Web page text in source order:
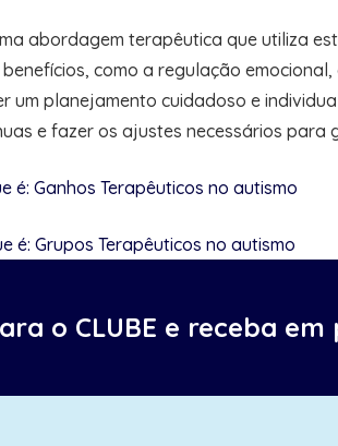
abordagem terapêutica que utiliza
como a regulação
um planejamento cuidadoso e
e fazer os ajustes necessários para
é: Ganhos Terapêuticos no autismo
é: Grupos Terapêuticos no autismo
o CLUBE e receba